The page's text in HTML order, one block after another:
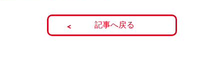
記事へ戻る